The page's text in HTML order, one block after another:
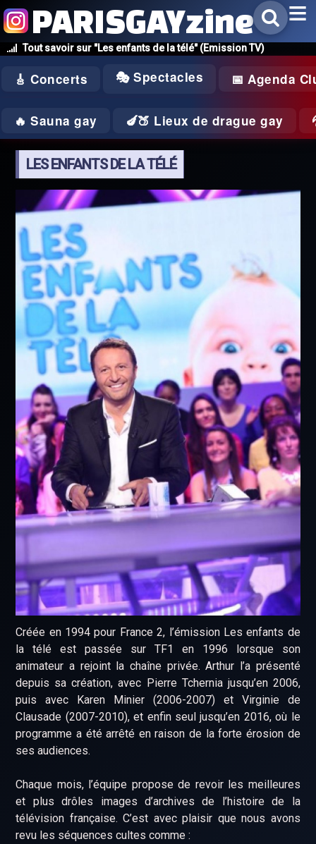
Tout savoir sur "Les enfants de la télé" (Emission TV)
PARISGAYzine
🎸 Concerts 🎭 Spectacles 📅 Agenda
🔥 Sauna gay 🍆🍑 Lieux de drague gay
LES ENFANTS DE LA TÉLÉ
Créée en 1994 pour France 2, l’émission Les enfants de
la télé est passée sur TF1 en 1996 lorsque son
animateur a rejoint la chaîne privée. Arthur l’a présenté
depuis sa création, avec Pierre Tchernia jusqu’en 2006,
puis avec Karen Minier (2006-2007) et Virginie de
Clausade (2007-2010), et enfin seul jusqu’en 2016, où le
programme a été arrêté en raison de la forte érosion de
ses audiences.
Chaque mois, l’équipe propose de revoir les meilleures
et plus drôles images d’archives de l’histoire de la
télévision française. C’est avec plaisir que nous avons
revu les séquences cultes comme :